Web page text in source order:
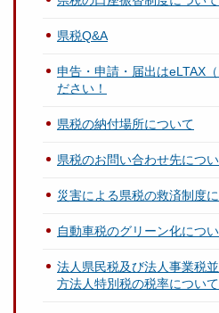
県税Q&A
申告・申請・届出はeLTAX
ださい！
県税の納付場所について
県税のお問い合わせ先につ
災害による県税の救済制度
自動車税のグリーン化につ
法人県民税及び法人事業税
方法人特別税の税率について